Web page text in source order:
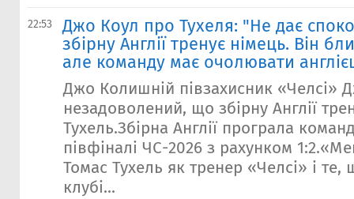
22:53
Джо Коул про Тухеля: "Не дає
збірну Англії тренує німець. Він
але команду має очолювати
Джо Колишній півзахисник «Челсі»
незадоволений, що збірну Англії
Тухель.Збірна Англії програла
півфіналі ЧС-2026 з рахунком
Томас Тухель як тренер «Челсі» і те,
клубі...